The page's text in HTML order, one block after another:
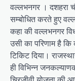
वल्लभनगर । दशहरा
सम्बोधित करते हुए
कहा की वल्लभनगर
उसी का परिणाम है
टिकिट दिया।
ही विभिन्न